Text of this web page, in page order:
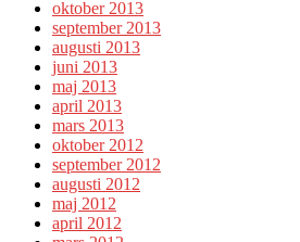
oktober 2013
september 2013
augusti 2013
juni 2013
maj 2013
april 2013
mars 2013
oktober 2012
september 2012
augusti 2012
maj 2012
april 2012